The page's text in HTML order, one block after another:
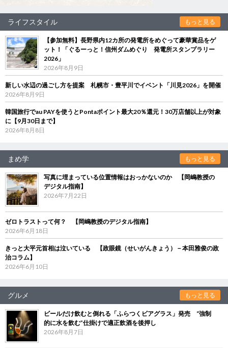
ライフスタイル もっと見る
【参加無料】長野県内12カ所の発電所をめぐって豪華賞品をゲ
ット！「ぐるーっと！信州ダムめぐり 発電所スタンプラリー
2026」
2026年8月9日
新しい水辺の過ごし方を提案 札幌市・豊平川でイベント「川見2026」を開催
2026年8月9日
韓国旅行でau PAYを使うとPontaポイント最大20％還元！30万店舗以上が対象
に【9月30日まで】
2026年8月8日
まめ学 もっと見る
写真に埋まっている位置情報はおっかないのか 【岡嶋教授の
デジタル指南】
2026年7月22日
ゼロトラストって何？ 【岡嶋教授のデジタル指南】
2026年6月18日
きっと大平元首相は泣いている 【政眼鏡（せいがんきょう）－本田雅俊の政
治コラム】
2026年6月10日
グルメ もっと見る
ビールだけ飲むと倒れる「ふらつくビアグラス」発売 “強制
的に水を飲む”仕掛けで適正飲酒を後押し
2026年8月7日